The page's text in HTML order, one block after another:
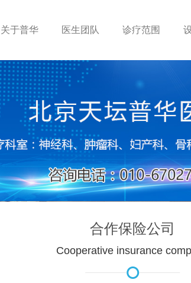
关于普华 医生团队 诊疗范围
合作保险公司
Cooperative insurance